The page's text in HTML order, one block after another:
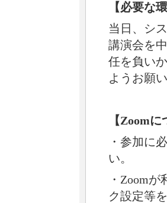
【必要な
当日、シ
講演会を
任を負い
ようお願
【Zoom
・参加に
い。
・Zoom
ク設定等